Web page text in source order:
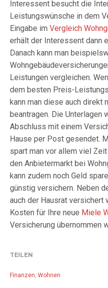
Interessent besucht die
Leistungswünsche in dem
Eingabe im Vergleich
erhält der Interessent dann
Danach kann man
Leistungen vergleichen.
dem besten Preis-
kann man diese auch direkt
beantragen. Die Unterlagen
Abschluss mit einem
Hause per Post gesendet.
spart man vor allem viel
den Anbietermarkt bei
kann zudem noch Geld
günstig versichern. Neben
auch der Hausrat versichert
Kosten für Ihre neue Miele
Versicherung übernommen
TEILEN
Finanzen, Wohnen